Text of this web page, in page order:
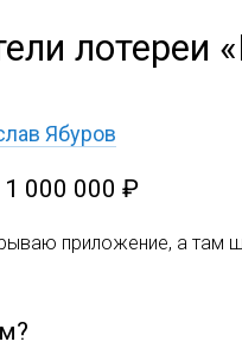
лотереи
Ябуров
1 000 000 ₽
приложение, а там